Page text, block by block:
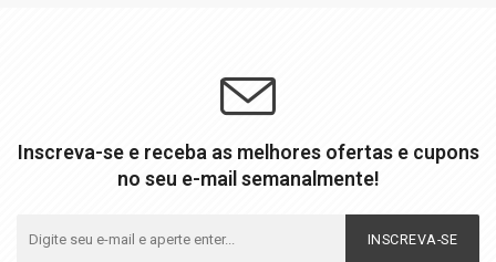
Inscreva-se e receba as melhores ofertas e cupons
no seu e-mail semanalmente!
INSCREVA-SE